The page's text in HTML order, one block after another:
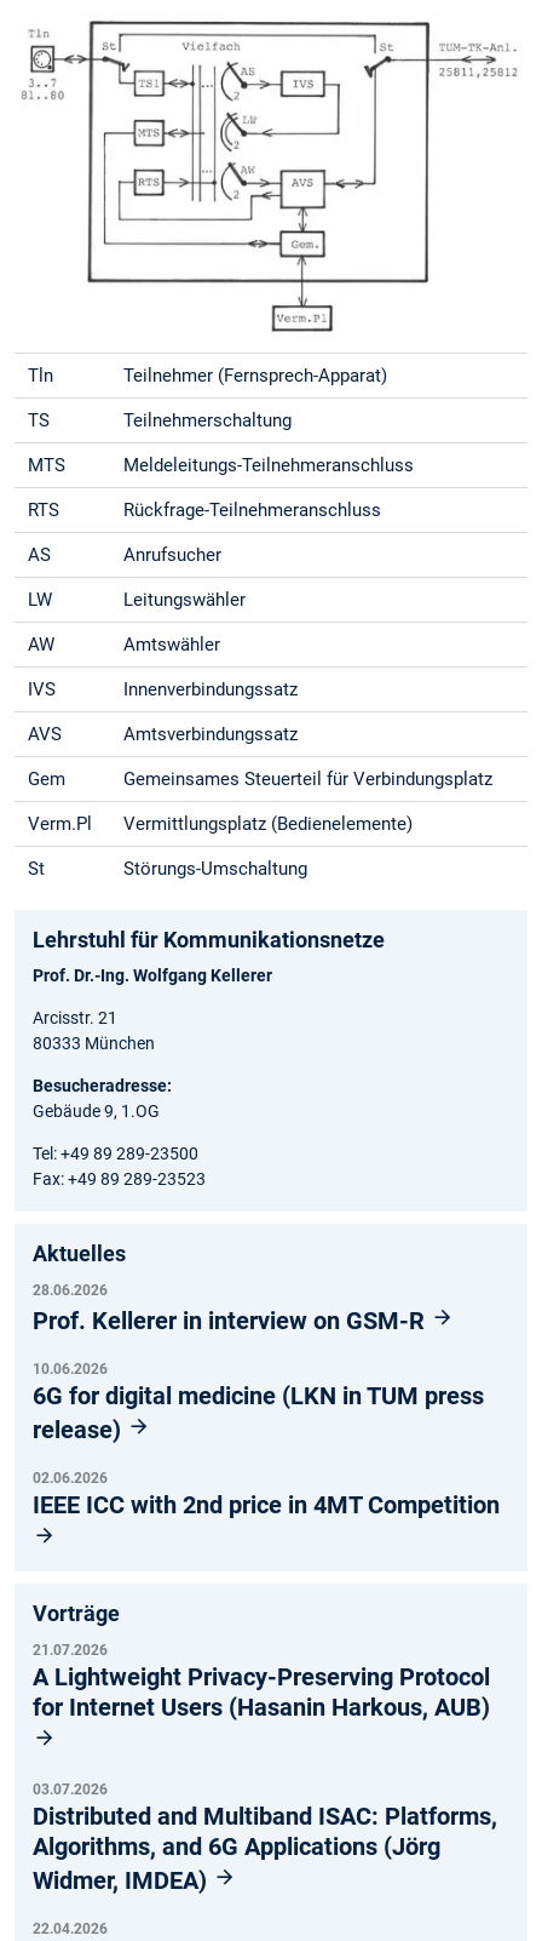
Tln Teilnehmer (Fernsprech-Apparat)
TS Teilnehmerschaltung
MTS Meldeleitungs-Teilnehmeranschluss
RTS Rückfrage-Teilnehmeranschluss
AS Anrufsucher
LW Leitungswähler
AW Amtswähler
IVS Innenverbindungssatz
AVS Amtsverbindungssatz
Gem Gemeinsames Steuerteil für Verbindungsplatz
Verm.Pl Vermittlungsplatz (Bedienelemente)
St Störungs-Umschaltung
Lehrstuhl für Kommunikationsnetze
Prof. Dr.-Ing. Wolfgang Kellerer
Arcisstr. 21
80333 München
Besucheradresse:
Gebäude 9, 1.OG
Tel: +49 89 289-23500
Fax: +49 89 289-23523
Aktuelles
28.06.2026
Prof. Kellerer in interview on GSM-R
10.06.2026
6G for digital medicine (LKN in TUM press
release)
02.06.2026
IEEE ICC with 2nd price in 4MT Competition
Vorträge
21.07.2026
A Lightweight Privacy-Preserving Protocol
for Internet Users (Hasanin Harkous, AUB)
03.07.2026
Distributed and Multiband ISAC: Platforms,
Algorithms, and 6G Applications (Jörg
Widmer, IMDEA)
22.04.2026